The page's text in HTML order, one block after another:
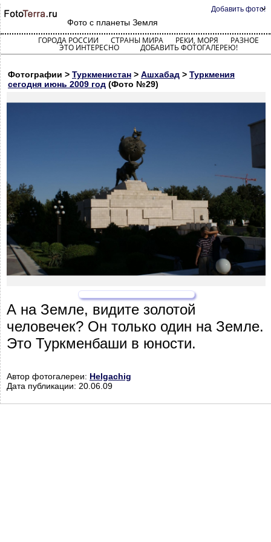
Добавить фото!
Фото с планеты Земля
ГОРОДА РОССИИ СТРАНЫ МИРА РЕКИ, МОРЯ РАЗНОЕ
ЭТО ИНТЕРЕСНО ДОБАВИТЬ ФОТОГАЛЕРЕЮ!
Фотографии > Туркменистан > Ашхабад > Туркмения
сегодня июнь 2009 год (Фото №29)
А на Земле, видите золотой
человечек? Он только один на Земле.
Это Туркменбаши в юности.
Автор фотогалереи: Helgachig
Дата публикации: 20.06.09